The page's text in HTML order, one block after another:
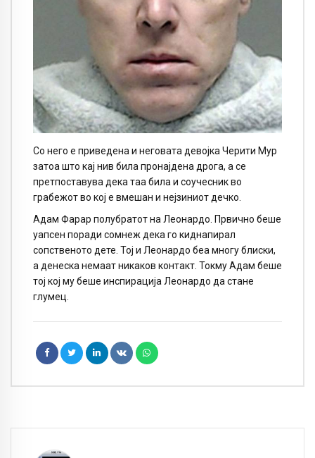
Со него е приведена и неговата девојка Черити Мур
затоа што кај нив била пронајдена дрога, а се
претпоставува дека таа била и соучесник во
грабежот во кој е вмешан и нејзиниот дечко.
Адам Фарар полубратот на Леонардо. Првично беше
уапсен поради сомнеж дека го киднапирал
сопственото дете. Тој и Леонардо беа многу блиски,
а денеска немаат никаков контакт. Токму Адам беше
тој кој му беше инспирација Леонардо да стане
глумец.